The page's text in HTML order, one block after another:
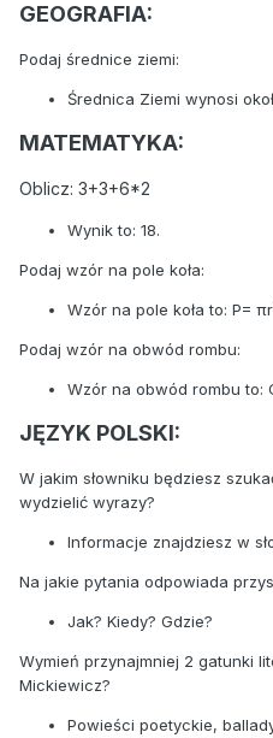
GEOGRAFIA:
Podaj średnice ziemi:
Średnica Ziemi wynosi
MATEMATYKA:
Oblicz: 3+3+6*2
Wynik to: 18.
Podaj wzór na pole koła:
Wzór na pole koła to: P= πr
Podaj wzór na obwód rombu:
Wzór na obwód rombu to:
JĘZYK POLSKI:
W jakim słowniku będziesz
wydzielić wyrazy?
Informacje znajdziesz w
Na jakie pytania odpowiada
Jak? Kiedy? Gdzie?
Wymień przynajmniej 2 gatunki
Mickiewicz?
Powieści poetyckie,